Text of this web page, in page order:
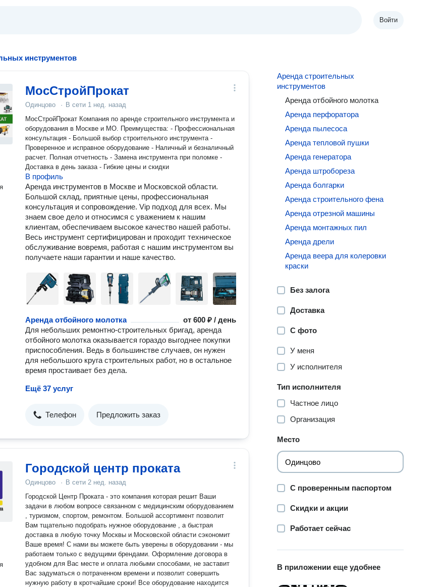
Войти
инструментов
МосСтройПрокат
Одинцово · В сети 1 нед. назад
МосСтройПрокат Компания по аренде строительного инструмента и
оборудования в Москве и МО. Преимущества: - Профессиональная
консультация - Большой выбор строительного инструмента -
Проверенное и исправное оборудование - Наличный и безналичный
расчет. Полная отчетность - Замена инструмента при поломке -
Доставка в день заказа - Гибкие цены и скидки
В профиль
Аренда инструментов в Москве и Московской области.
Большой склад, приятные цены, профессиональная
консультация и сопровождение. Vip подход для всех. Мы
знаем свое дело и относимся с уважением к нашим
клиентам, обеспечиваем высокое качество нашей работы.
Весь инструмент сертифицирован и проходит техническое
обслуживание вовремя, работая с нашим инструментом вы
получаете наши гарантии и наше качество.
Аренда отбойного молотка от600 ₽ / день
Для небольших ремонтно-строительных бригад, аренда
отбойного молотка оказывается гораздо выгоднее покупки
приспособления. Ведь в большинстве случаев, он нужен
для небольшого круга строительных работ, но в остальное
время простаивает без дела.
Ещё 37 услуг
Телефон Предложить заказ
Городской центр проката
Одинцово · В сети 2 нед. назад
Городской Центр Проката - это компания которая решит Ваши
задачи в любом вопросе связанном с медицинским оборудованием
, туризмом, спортом, ремонтом. Большой ассортимент позволит
Вам тщательно подобрать нужное оборудование , а быстрая
доставка в любую точку Москвы и Московской области сэкономит
Ваше время! С нами вы можете быть уверены в оборудовании - мы
работаем только с ведущими брендами. Оформление договора в
удобном для Вас месте и оплата любыми способами, не заставит
Вас задуматься о потраченном времени и позволит совершить
нужную работу в кротчайшие сроки! Все оборудование находится
Аренда строительных
инструментов
Аренда отбойного молотка
Аренда перфоратора
Аренда пылесоса
Аренда тепловой пушки
Аренда генератора
Аренда штробореза
Аренда болгарки
Аренда строительного фена
Аренда отрезной машины
Аренда монтажных пил
Аренда дрели
Аренда веера для колеровки
краски
Без залога
Доставка
С фото
У меня
У исполнителя
Тип исполнителя
Частное лицо
Организация
Место
С проверенным паспортом
Скидки и акции
Работает сейчас
В приложении еще удобнее